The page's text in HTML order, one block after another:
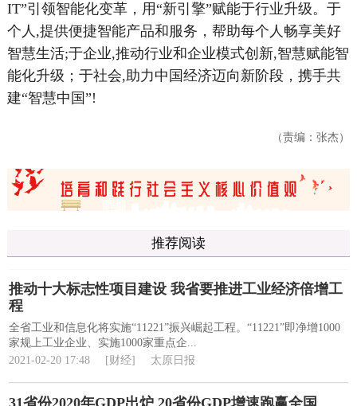
IT”引领智能化变革，用“新引擎”赋能于行业升级。于
个人,提供便捷智能产品和服务，帮助每个人畅享美好
智慧生活;于企业,推动行业和企业模式创新,智慧赋能智
能化升级；于社会,助力中国经济迈向新阶段，携手共
建“智慧中国”!
（责编：张杰）
推荐阅读
推动十大标志性项目建设 我省要推进工业经济倍增工
程
全省工业和信息化将实施“11221”振兴崛起工程。“11221”即净增1000
家规上工业企业、实施1000家重点企...
2021-02-20 17:48
[财经] 太原日报